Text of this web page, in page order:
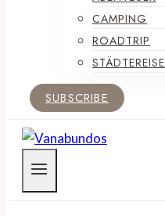
CAMPING
ROADTRIP
STÄDTEREISE
SUBSCRIBE